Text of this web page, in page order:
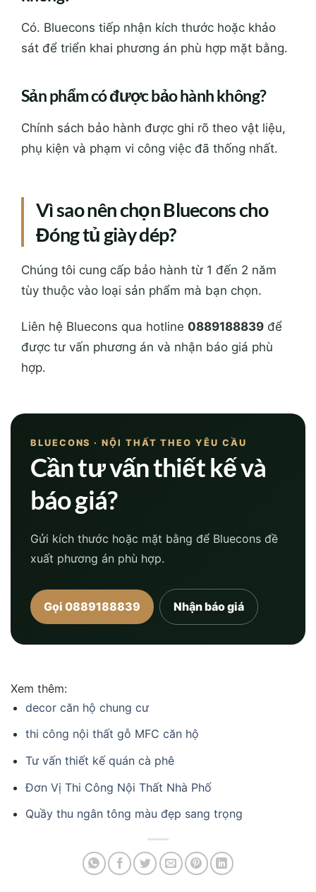
Có. Bluecons tiếp nhận kích thước hoặc khảo
sát để triển khai phương án phù hợp mặt bằng.
Sản phẩm có được bảo hành không?
Chính sách bảo hành được ghi rõ theo vật liệu,
phụ kiện và phạm vi công việc đã thống nhất.
Vì sao nên chọn Bluecons cho
Đóng tủ giày dép?
Chúng tôi cung cấp bảo hành từ 1 đến 2 năm
tùy thuộc vào loại sản phẩm mà bạn chọn.
Liên hệ Bluecons qua hotline 0889188839 để
được tư vấn phương án và nhận báo giá phù
hợp.
BLUECONS · NỘI THẤT THEO YÊU CẦU
Cần tư vấn thiết kế và
báo giá?
Gửi kích thước hoặc mặt bằng để Bluecons đề
xuất phương án phù hợp.
Gọi 0889188839 Nhận báo giá
Xem thêm:
decor căn hộ chung cư
thi công nội thất gỗ MFC căn hộ
Tư vấn thiết kế quán cà phê
Đơn Vị Thi Công Nội Thất Nhà Phố
Quầy thu ngân tông màu đẹp sang trọng